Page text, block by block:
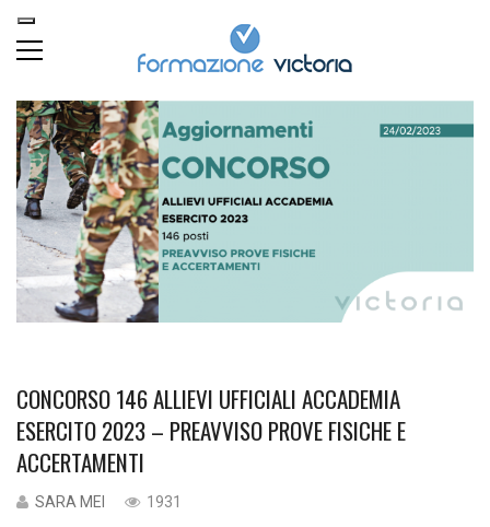
CONCORSO 146 ALLIEVI UFFICIALI ACCADEMIA
ESERCITO 2023 – PREAVVISO PROVE FISICHE E
ACCERTAMENTI
SARA MEI 1931